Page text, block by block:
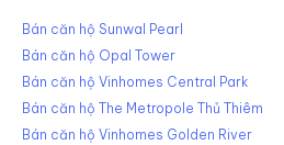
Bán căn hộ Sunwal Pearl
Bán căn hộ Opal Tower
Bán căn hộ Vinhomes Central Park
Bán căn hộ The Metropole Thủ Thiêm
Bán căn hộ Vinhomes Golden River